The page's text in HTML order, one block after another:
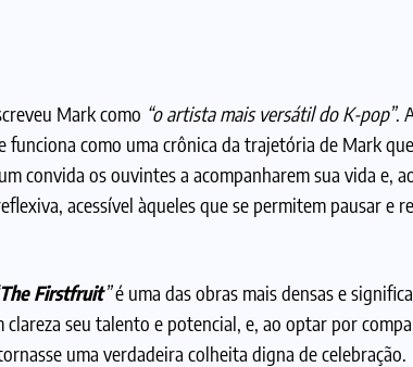
Mark como “o artista mais versátil do K-pop”.
como uma crônica da trajetória de Mark
convida os ouvintes a acompanharem sua vida e,
acessível àqueles que se permitem pausar e
The Firstfruit”é uma das obras mais densas e
seu talento e potencial, e, ao optar por
uma verdadeira colheita digna de celebração.